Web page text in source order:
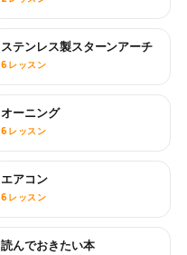
ステンレス製スターンアーチ
6レッスン
オーニング
6レッスン
近日公開
エアコン
6レッスン
近日公開
読んでおきたい本